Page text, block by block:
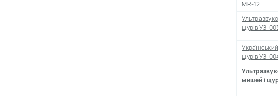
MR-12
щурів УЗ-
щурів УЗ-
мишей і